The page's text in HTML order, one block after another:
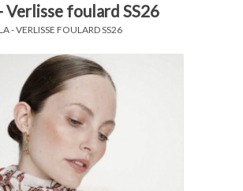
Verlisse foulard SS26
- VERLISSE FOULARD SS26